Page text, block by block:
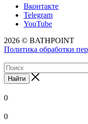
Вконтакте
Telegram
YouTube
2026 © BATHPOINT
Политика обработки
Найти
0
0